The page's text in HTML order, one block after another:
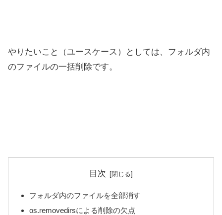
やりたいこと（ユースケース）としては、フォルダ内
のファイルの一括削除です。
目次
フォルダ内のファイルを全部消す
os.removedirsによる削除の欠点